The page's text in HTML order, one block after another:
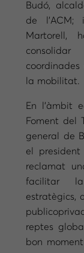
Budó,
de l’ACM;
Martorell,
la mobilitat.
En l’àmbit
Foment del
general de
el
reclamat
facilitar
estratègics,
reptes
bon